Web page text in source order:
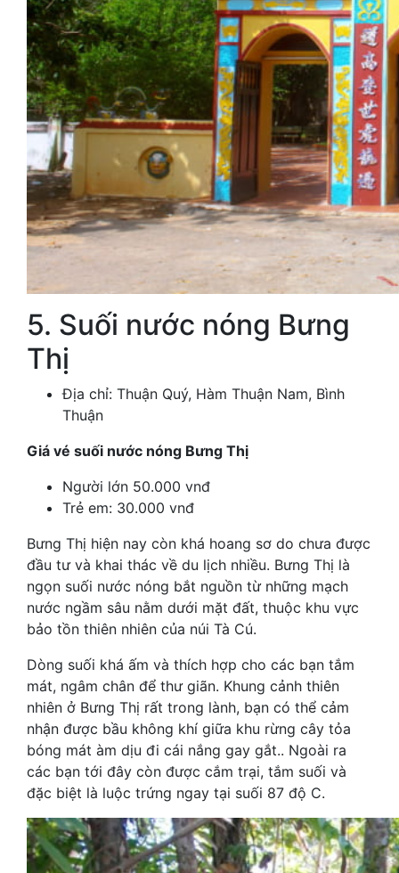
5. Suối nước nóng Bưng
Thị
Địa chỉ: Thuận Quý, Hàm Thuận Nam, Bình
Thuận
Giá vé suối nước nóng Bưng Thị
Người lớn 50.000 vnđ
Trẻ em: 30.000 vnđ
Bưng Thị hiện nay còn khá hoang sơ do chưa được
đầu tư và khai thác về du lịch nhiều. Bưng Thị là
ngọn suối nước nóng bắt nguồn từ những mạch
nước ngầm sâu nằm dưới mặt đất, thuộc khu vực
bảo tồn thiên nhiên của núi Tà Cú.
Dòng suối khá ấm và thích hợp cho các bạn tắm
mát, ngâm chân để thư giãn. Khung cảnh thiên
nhiên ở Bưng Thị rất trong lành, bạn có thể cảm
nhận được bầu không khí giữa khu rừng cây tỏa
bóng mát àm dịu đi cái nắng gay gắt.. Ngoài ra
các bạn tới đây còn được cắm trại, tắm suối và
đặc biệt là luộc trứng ngay tại suối 87 độ C.